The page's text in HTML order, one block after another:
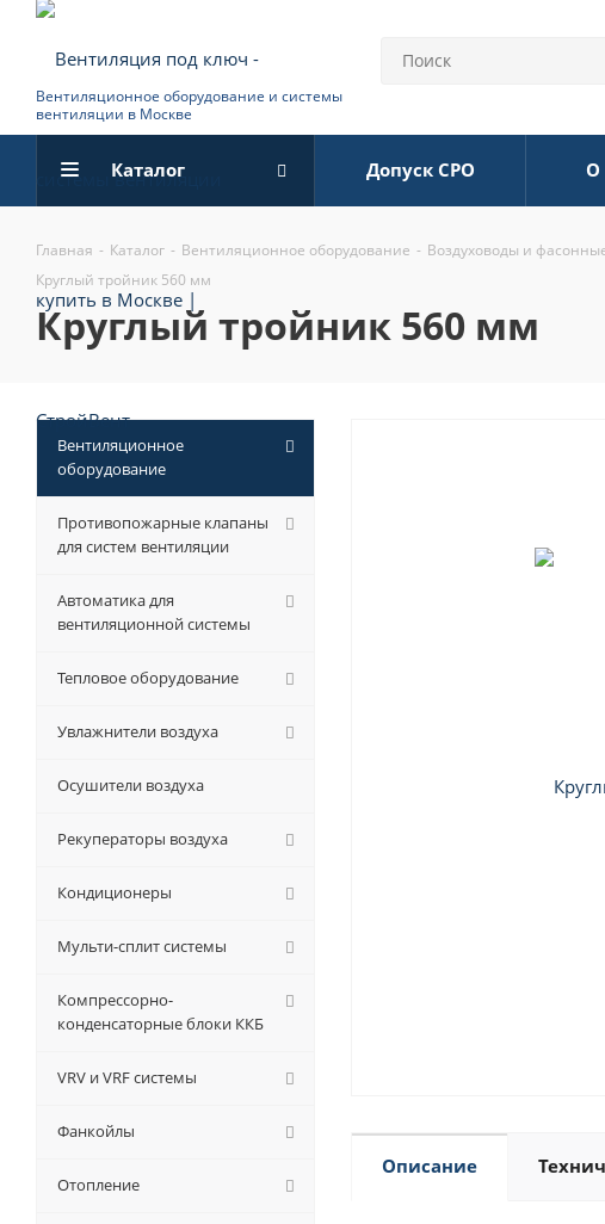
Вентиляционное оборудование и системы
вентиляции в Москве
Каталог Допуск СРО О
Главная - Каталог - Вентиляционное оборудование - Воздуховоды и
Круглый тройник 560 мм
круглый тройник 560 мм
Описание
Вентиляционное
оборудование
Противопожарные клапаны
для систем вентиляции
Автоматика для
вентиляционной системы
Тепловое оборудование
Увлажнители воздуха
Осушители воздуха
Рекуператоры воздуха
Кондиционеры
Мульти-сплит системы
Компрессорно-
конденсаторные блоки ККБ
VRV и VRF системы
Фанкойлы
Отопление